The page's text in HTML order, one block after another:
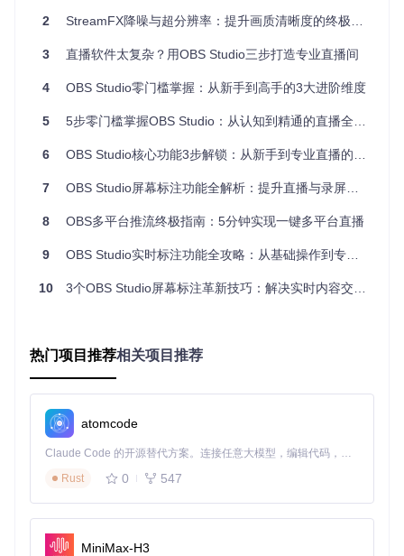
x
器/编译
合高级用户
2.2 环境依赖与硬件要求
为：处理器至少双核，内存4GB以上，显卡支持DirectX 10.1
播建议使用独立显卡以保证流畅度。
三、核心流程：从设置到开播的关键步骤
OBS Studio界面主要分为五个功能区域，了解各区域作用与操
混淆，导致画面管理混乱。
来源面板：添加和管理视频、音频源，如显示器捕获、摄像
头等。操作时需注意源的层级关系，避免遮挡问题。
音量，再添加降噪等滤镜。
预览窗口
小，避免直播时出现画面异常。
控制区域
：提供开始录制、直播等功能按钮，开播前需检查
3.2 视频与音频参数配置
🔧实操：设置视频参数
2 StreamFX降噪与超分辨率：提升画质清晰度的终极武器
3 直播软件太复杂？用OBS Studio三步打造专业直播间
4 OBS Studio零门槛掌握：从新手到高手的3大进阶维度
5 5步零门槛掌握OBS Studio：从认知到精通的直播全流程实战指南
6 OBS Studio核心功能3步解锁：从新手到专业直播的解决方案
7 OBS Studio屏幕标注功能全解析：提升直播与录屏效率的开源解决方案
8 OBS多平台推流终极指南：5分钟实现一键多平台直播
9 OBS Studio实时标注功能全攻略：从基础操作到专业应用
10 3个OBS Studio屏幕标注革新技巧：解决实时内容交互痛点的效率倍增指南
热门项目推荐相关项目推荐
atomcode
Claude Code 的开源替代方案。连接任意大模型，编辑代码，运行命令，自动验证 — 全自动执行。用 Rust 构建，极致性能。 ｜ An open-source alternative to Claude Code. Connect any LLM, edit code, run commands, and verify changes — autonomously. Built in Rust for speed. Get Started
Rust
0 547
MiniMax-H3